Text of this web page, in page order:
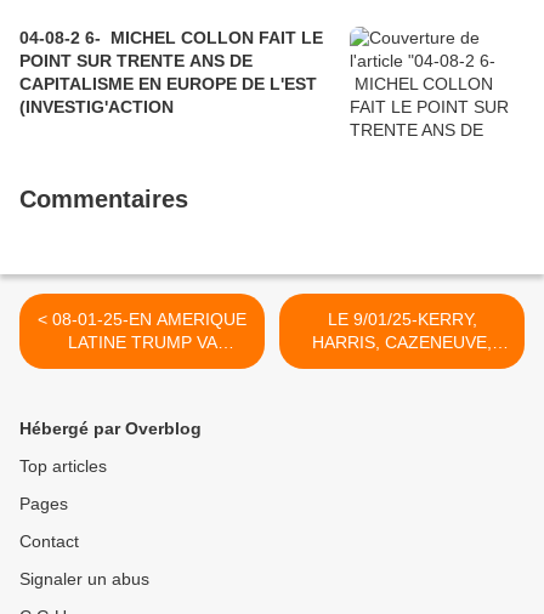
04-08-2 6- MICHEL COLLON FAIT LE
POINT SUR TRENTE ANS DE
CAPITALISME EN EUROPE DE L'EST
(INVESTIG'ACTION
Commentaires
< 08-01-25-EN AMERIQUE
LATINE TRUMP VA
TENTER DE COMPENSER
EXACERBATIONµ DE
(LUIS ALBERTO REYGAD-
LE 9/01/25-KERRY,
HARRIS, CAZENEUVE,
PREDIRENT-ILS : CE
Hébergé par Overblog
Top articles
Pages
Contact
Signaler un abus